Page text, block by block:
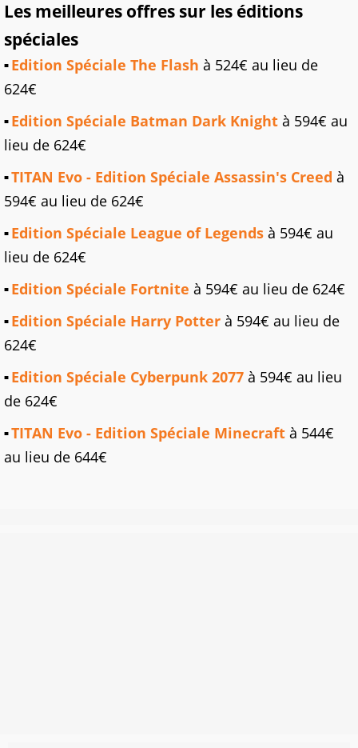
Les meilleures offres sur les éditions
spéciales
Edition Spéciale The Flash à 524€ au lieu de
624€
Edition Spéciale Batman Dark Knight à 594€ au
lieu de 624€
TITAN Evo - Edition Spéciale Assassin's Creed à
594€ au lieu de 624€
Edition Spéciale League of Legends à 594€ au
lieu de 624€
Edition Spéciale Fortnite à 594€ au lieu de 624€
Edition Spéciale Harry Potter à 594€ au lieu de
624€
Edition Spéciale Cyberpunk 2077 à 594€ au lieu
de 624€
TITAN Evo - Edition Spéciale Minecraft à 544€
au lieu de 644€